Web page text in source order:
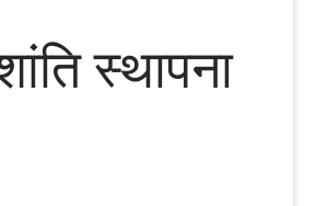
स्थापना